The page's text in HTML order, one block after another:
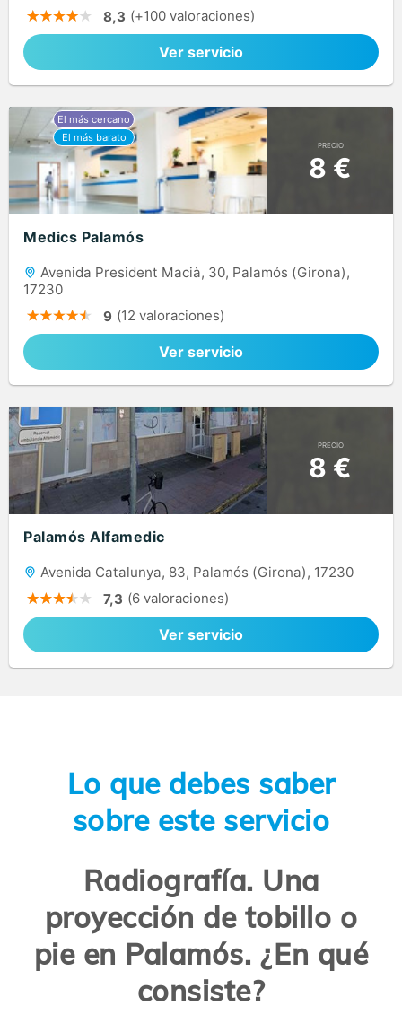
8,3 (+100 valoraciones)
Ver servicio
PRECIO
8 €
Medics Palamós
Avenida President Macià, 30, Palamós (Girona),
17230
9 (12 valoraciones)
Ver servicio
PRECIO
8 €
Palamós Alfamedic
Avenida Catalunya, 83, Palamós (Girona), 17230
7,3 (6 valoraciones)
Ver servicio
Lo que debes saber
sobre este servicio
Radiografía. Una
proyección de tobillo o
pie en Palamós. ¿En qué
consiste?